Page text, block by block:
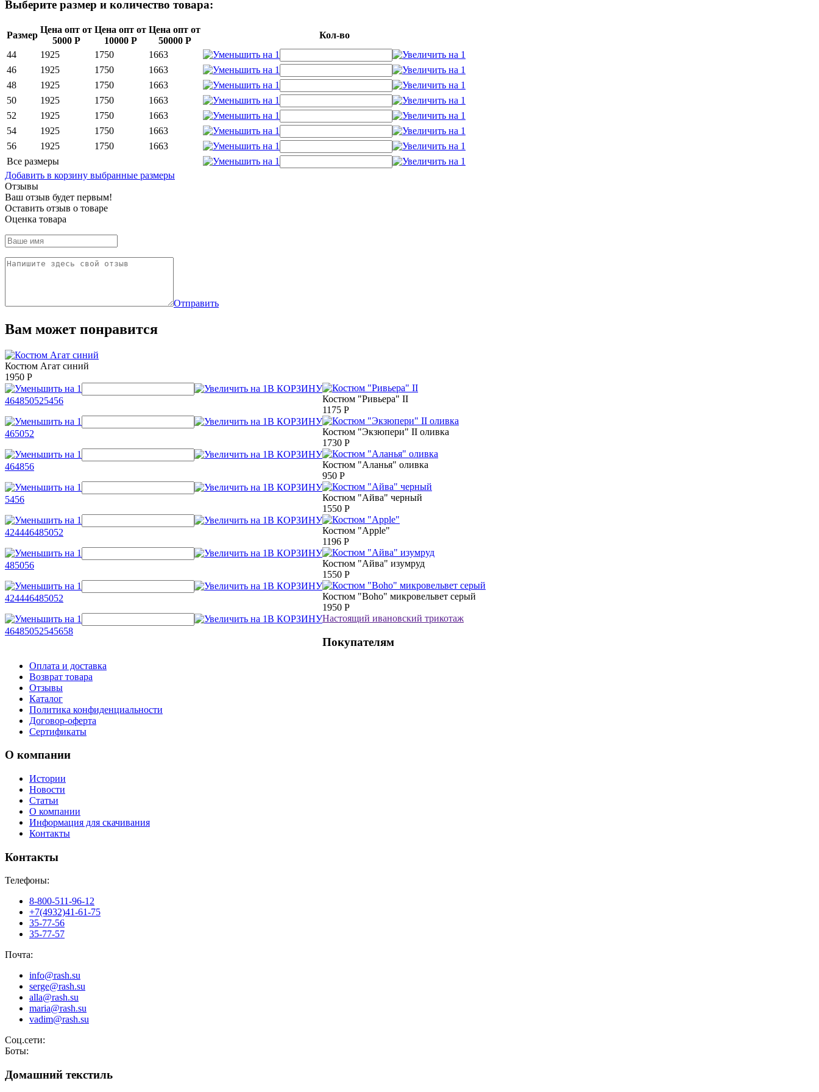
Выберите размер и количество товара:
Размер
Цена опт от
5000 Р
Цена опт от
10000 Р
Цена опт от
50000 Р
Кол-во
44
1925 1750
1663
46
1925 1750
1663
48
1925 1750
1663
50
1925 1750
1663
52
1925 1750
1663
54
1925 1750
1663
56
1925 1750
1663
Все размеры
Добавить в корзину выбранные размеры
Отзывы
Ваш отзыв будет первым!
Оставить отзыв о товаре
Оценка товара
Отправить
Вам может понравится
Костюм Агат синий
1950 Р
В КОРЗИНУ
464850525456
Костюм "Ривьера" II
1175 Р
В КОРЗИНУ
465052
Костюм "Экзюпери" II оливка
1730 Р
В КОРЗИНУ
464856
Костюм "Аланья" оливка
950 Р
В КОРЗИНУ
5456
Костюм "Айва" черный
1550 Р
В КОРЗИНУ
424446485052
Костюм "Apple"
1196 Р
В КОРЗИНУ
485056
Костюм "Айва" изумруд
1550 Р
В КОРЗИНУ
424446485052
Костюм "Boho" микровельвет серый
1950 Р
В КОРЗИНУ
46485052545658
Настоящий ивановский трикотаж
Покупателям
Оплата и доставка
Возврат товара
Отзывы
Каталог
Политика конфиденциальности
Договор-оферта
Сертификаты
О компании
Истории
Новости
Статьи
О компании
Информация для скачивания
Контакты
Контакты
Телефоны:
8-800-511-96-12
+7(4932)41-61-75
35-77-56
35-77-57
Почта:
info@rash.su
serge@rash.su
alla@rash.su
maria@rash.su
vadim@rash.su
Соц.сети:
Боты:
Домашний текстиль